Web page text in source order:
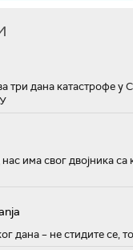
три дана катастрофе у
има свог двојника са
дана – не стидите се,